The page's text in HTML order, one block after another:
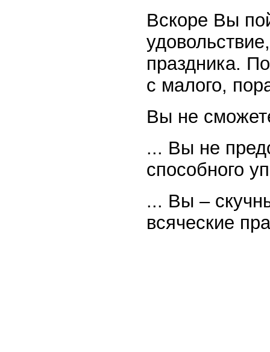
Вскоре Вы
праздника.
с малого,
Вы не
... Вы не
способного
... Вы –
всяческие